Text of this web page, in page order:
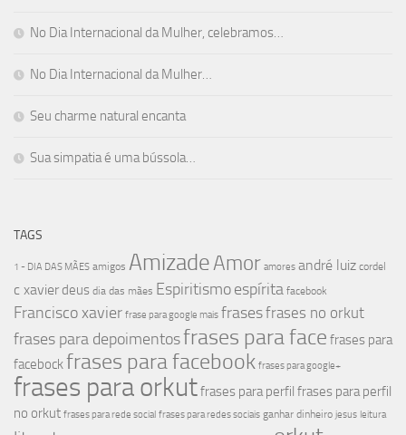
No Dia Internacional da Mulher, celebramos…
No Dia Internacional da Mulher…
Seu charme natural encanta
Sua simpatia é uma bússola…
TAGS
1 - DIA DAS MÃES amigos AmizadeAmor amores andré luiz cordel
c xavier deus dia das mães Espiritismoespírita facebook
Francisco xavier frase para google mais frasesfrases no orkut
frases para depoimentosfrases para face frases para
facebockfrases para facebook frases para google+
frases para orkutfrases para perfil frases para perfil
no orkut frases para rede social frases para redes sociais ganhar dinheiro jesus leitura